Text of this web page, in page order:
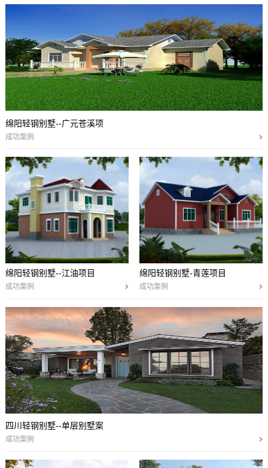
绵阳轻钢别墅--广元苍溪项
成功案例
绵阳轻钢别墅-青莲项目
成功案例
绵阳轻钢别墅--江油项目
成功案例
四川轻钢别墅--单层别墅案
成功案例